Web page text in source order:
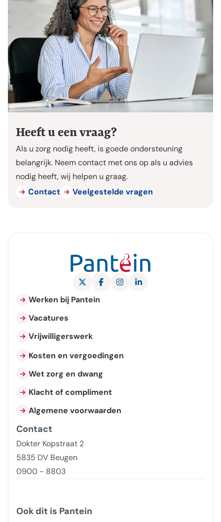
Heeft u een vraag?
Als u zorg nodig heeft, is goede ondersteuning
belangrijk. Neem contact met ons op als u advies
nodig heeft, wij helpen u graag.
Contact
Veelgestelde vragen
X Pantein Zorggroep
Facebook Pantein Zorggroep
Instagram Pantein
LinkedIn Pantein
Contact
Dokter Kopstraat 2
5835 DV Beugen
0900 - 8803
Werken bij Pantein
Vacatures
Vrijwilligerswerk
Kosten en vergoedingen
Wet zorg en dwang
Klacht of compliment
Algemene voorwaarden
Ook dit is Pantein